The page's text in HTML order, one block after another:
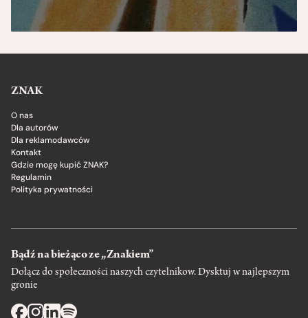
ZNAK
O nas
Dla autorów
Dla reklamodawców
Kontakt
Gdzie mogę kupić ZNAK?
Regulamin
Polityka prywatności
Bądź na bieżąco ze „Znakiem”
Dołącz do społeczności naszych czytelnikow. Dysktuj w najlepszym
gronie